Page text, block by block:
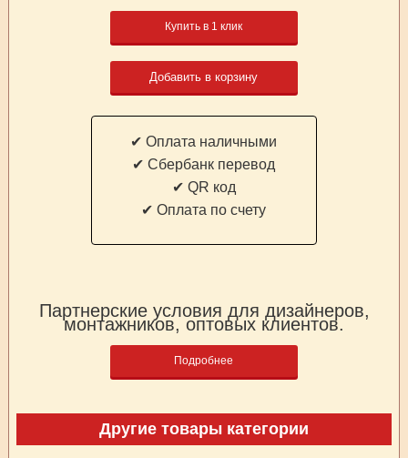
Купить в 1 клик
Добавить в корзину
✔ Оплата наличными
✔ Cбербанк перевод
✔ QR код
✔ Оплата по счету
Партнерские условия для дизайнеров,
монтажников, оптовых клиентов.
Подробнее
Другие товары категории